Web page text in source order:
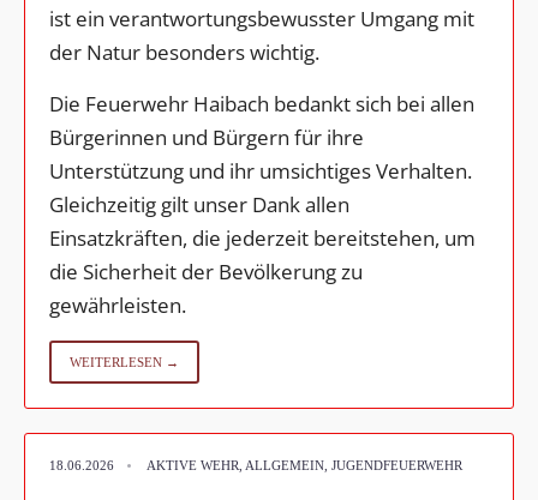
ist ein verantwortungsbewusster Umgang mit
der Natur besonders wichtig.
Die Feuerwehr Haibach bedankt sich bei allen
Bürgerinnen und Bürgern für ihre
Unterstützung und ihr umsichtiges Verhalten.
Gleichzeitig gilt unser Dank allen
Einsatzkräften, die jederzeit bereitstehen, um
die Sicherheit der Bevölkerung zu
gewährleisten.
WEITERLESEN →
18.06.2026 • AKTIVE WEHR ALLGEMEIN JUGENDFEUERWEHR